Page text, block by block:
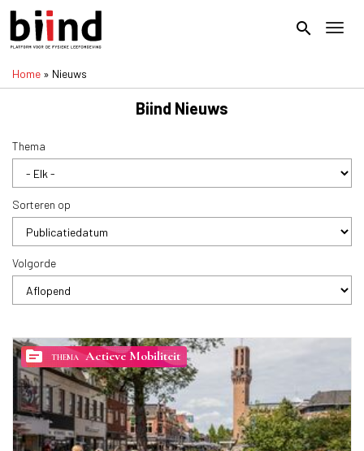
Overslaan
naar
inhoud
search
Home Nieuws
Biind Nieuws
Thema
Sorteren op
Volgorde
topic THEMA Actieve Mobiliteit